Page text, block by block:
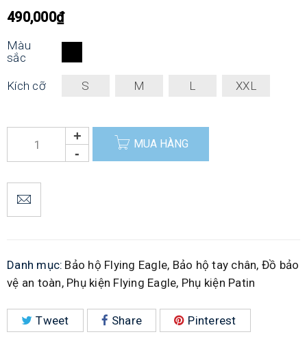
490,000₫
Màu
sắc
Kích cỡ S M L XXL
MUA HÀNG
Danh mục: Bảo hộ Flying Eagle, Bảo hộ tay chân, Đồ bảo
vệ an toàn, Phụ kiện Flying Eagle, Phụ kiện Patin
Tweet Share Pinterest